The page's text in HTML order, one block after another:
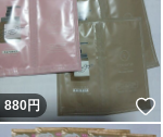
880円